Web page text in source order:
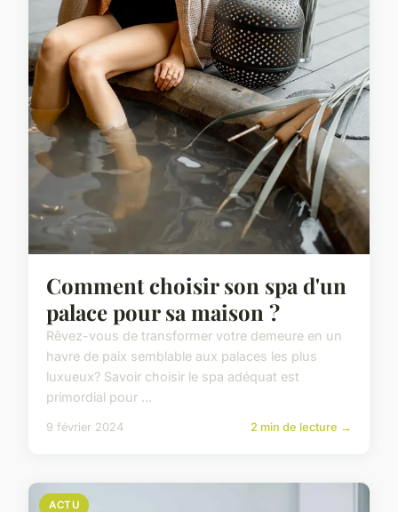
Comment choisir son spa d'un
palace pour sa maison ?
Rêvez-vous de transformer votre demeure en un
havre de paix semblable aux palaces les plus
luxueux? Savoir choisir le spa adéquat est
primordial pour ...
9 février 2024 2 min de lecture →
ACTU